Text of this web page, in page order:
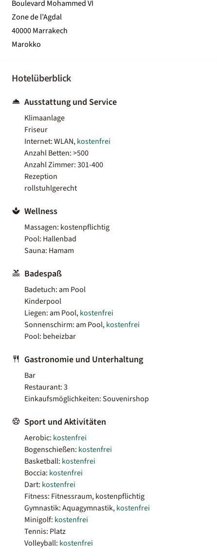
Boulevard Mohammed VI
Zone de l’Agdal
40000 Marrakech
Marokko
Hotelüberblick
Ausstattung und Service
Klimaanlage
Friseur
Internet: WLAN,kostenfrei
Anzahl Betten: >500
Anzahl Zimmer: 301-400
Rezeption
rollstuhlgerecht
Wellness
Massagen: kostenpflichtig
Pool: Hallenbad
Sauna: Hamam
Badespaß
Badetuch: am Pool
Kinderpool
Liegen: am Pool,kostenfrei
Sonnenschirm: am Pool,kostenfrei
Pool: beheizbar
Gastronomie und Unterhaltung
Bar
Restaurant: 3
Einkaufsmöglichkeiten: Souvenirshop
Sport und Aktivitäten
Aerobic: kostenfrei
Bogenschießen: kostenfrei
Basketball: kostenfrei
Boccia: kostenfrei
Dart: kostenfrei
Fitness: Fitnessraum, kostenpflichtig
Gymnastik: Aquagymnastik,kostenfrei
Minigolf: kostenfrei
Tennis: Platz
Volleyball: kostenfrei